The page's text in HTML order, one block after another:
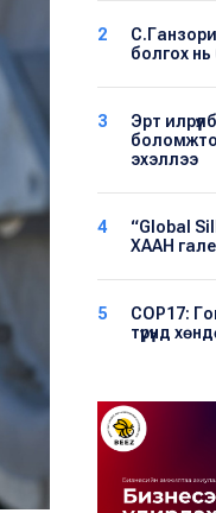
2
болгох
3
Эрт
эхэллээ
4
“Global
ХААН
5
COP17:
түрүүнд